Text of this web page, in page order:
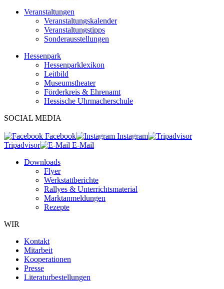
Veranstaltungen
Veranstaltungskalender
Veranstaltungstipps
Sonderausstellungen
Hessenpark
Hessenparklexikon
Leitbild
Museumstheater
Förderkreis & Ehrenamt
Hessische Uhrmacherschule
SOCIAL MEDIA
Facebook
Instagram
Tripadvisor
E-Mail
Downloads
Flyer
Werkstattberichte
Rallyes & Unterrichtsmaterial
Marktanmeldungen
Rezepte
WIR
Kontakt
Mitarbeit
Kooperationen
Presse
Literaturbestellungen